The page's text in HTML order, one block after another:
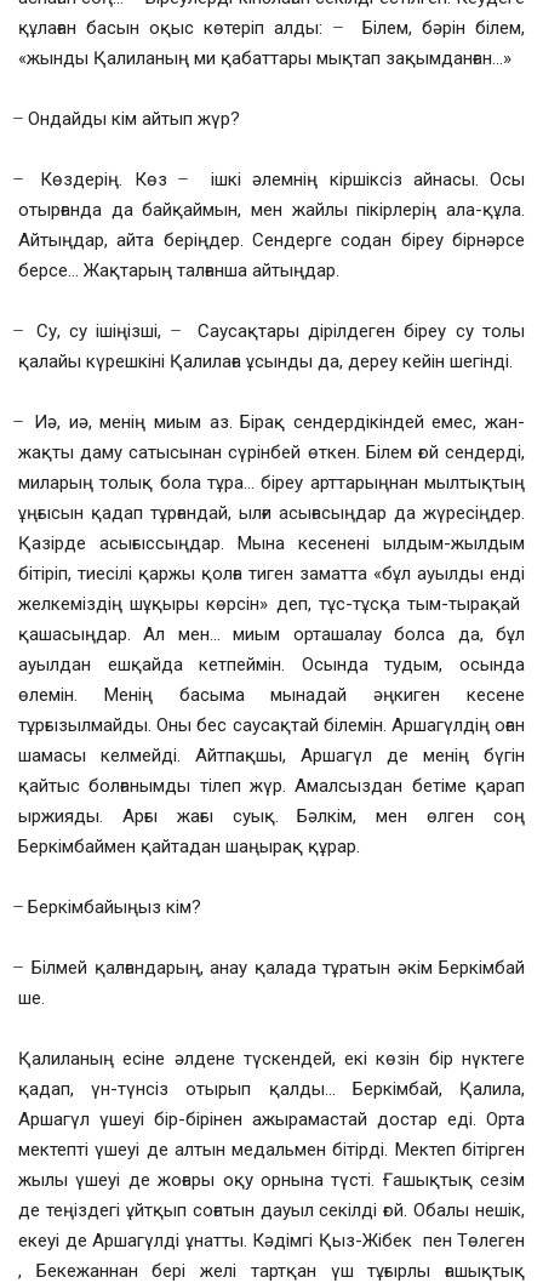
құлаған басын оқыс көтеріп алды: ̶ Білем, бәрін білем,
«жынды Қалиланың ми қабаттары мықтап зақымданған…»
̶ Ондайды кім айтып жүр?
̶ Көздерің. Көз ̶ ішкі әлемнің кіршіксіз айнасы. Осы
отырғанда да байқаймын, мен жайлы пікірлерің ала-құла.
Айтыңдар, айта беріңдер. Сендерге содан біреу бірнәрсе
берсе… Жақтарың талғанша айтыңдар.
̶ Су, су ішіңізші, ̶ Саусақтары дірілдеген біреу су толы
қалайы күрешкіні Қалилаға ұсынды да, дереу кейін шегінді.
̶ Иә, иә, менің миым аз. Бірақ сендердікіндей емес, жан-
жақты даму сатысынан сүрінбей өткен. Білем ғой сендерді,
миларың толық бола тұра… біреу арттарыңнан мылтықтың
ұңғысын қадап тұрғандай, ылғи асығасыңдар да жүресіңдер.
Қазірде асығыссыңдар. Мына кесенені ылдым-жылдым
бітіріп, тиесілі қаржы қолға тиген заматта «бұл ауылды енді
желкеміздің шұқыры көрсін» деп, тұс-тұсқа тым-тырақай
қашасыңдар. Ал мен… миым орташалау болса да, бұл
ауылдан ешқайда кетпеймін. Осында тудым, осында
өлемін. Менің басыма мынадай әңкиген кесене
тұрғызылмайды. Оны бес саусақтай білемін. Аршагүлдің оған
шамасы келмейді. Айтпақшы, Аршагүл де менің бүгін
қайтыс болғанымды тілеп жүр. Амалсыздан бетіме қарап
ыржияды. Арғы жағы суық. Бәлкім, мен өлген соң
Беркімбаймен қайтадан шаңырақ құрар.
̶ Беркімбайыңыз кім?
̶ Білмей қалғандарың, анау қалада тұратын әкім Беркімбай
ше.
Қалиланың есіне әлдене түскендей, екі көзін бір нүктеге
қадап, үн-түнсіз отырып қалды… Беркімбай, Қалила,
Аршагүл үшеуі бір-бірінен ажырамастай достар еді. Орта
мектепті үшеуі де алтын медальмен бітірді. Мектеп бітірген
жылы үшеуі де жоғары оқу орнына түсті. Ғашықтық сезім
де теңіздегі ұйтқып соғатын дауыл секілді ғой. Обалы нешік,
екеуі де Аршагүлді ұнатты. Кәдімгі Қыз-Жібек пен Төлеген
, Бекежаннан бері желі тартқан үш тұғырлы ғашықтық